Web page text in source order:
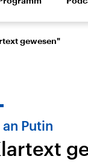
Wirtschaft
gewesen"
Putin